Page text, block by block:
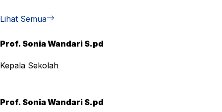
Lihat Semua
Prof. Sonia Wandari S.pd
Kepala Sekolah
Prof. Sonia Wandari S.pd